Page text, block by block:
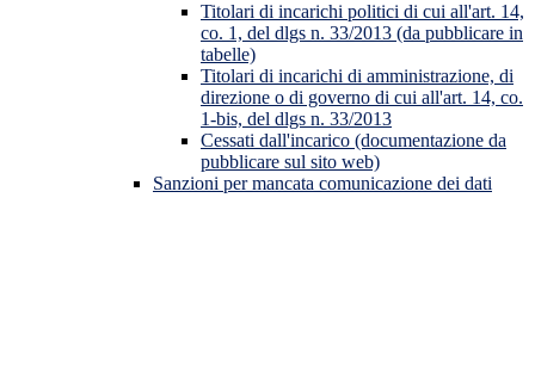
Titolari di incarichi politici di cui all'art. 14,
co. 1, del dlgs n. 33/2013 (da pubblicare in
tabelle)
Titolari di incarichi di amministrazione, di
direzione o di governo di cui all'art. 14, co.
1-bis, del dlgs n. 33/2013
Cessati dall'incarico (documentazione da
pubblicare sul sito web)
Sanzioni per mancata comunicazione dei dati